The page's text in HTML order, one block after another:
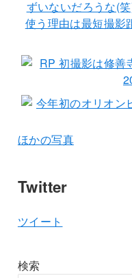
ほかの写真
Twitter
ツイート
検索